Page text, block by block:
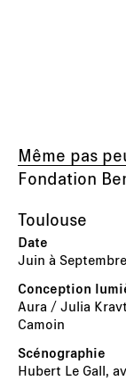
Même pas
Fondation
Toulouse
Juin à
Aura / Julia
Camoin
Hubert Le Gall,